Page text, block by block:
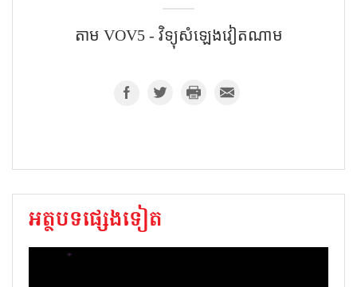
តាម VOV5 - វិទ្យុសំឡេងវៀតណាម​
អត្ថបទផ្សេងទៀត